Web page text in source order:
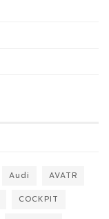
Audi
AVATR
COCKPIT